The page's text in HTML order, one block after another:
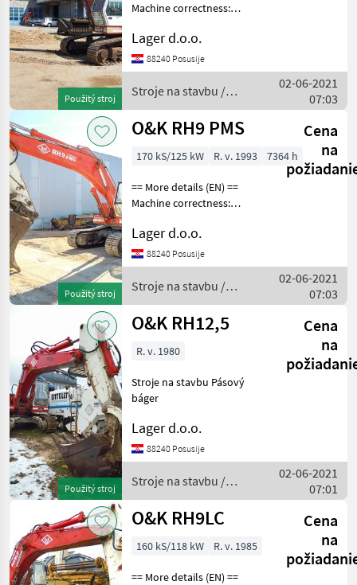
Použitý stroj
Machine correctness:
600 mm bucket 650mm
wide working lights Stroje
na stavbu Pásový báger
Lager d.o.o.
88240 Posusije
Stroje na stavbu /
O&K
02-06-2021
07:03
Použitý stroj
O&K RH9 PMS
Cena
na
170 kS/125 kW R. v. 1993 7364 h
== More details (EN) ==
Machine correctness:
600 mm installation for
hydraulic hammer bucket
1.5m3 working lights Stroje
na stavbu
Lager d.o.o.
88240 Posusije
Stroje na stavbu /
O&K
02-06-2021
07:03
Použitý stroj
O&K RH12,5
Cena
na
R. v. 1980
Stroje na stavbu Pásový
báger
Lager d.o.o.
88240 Posusije
Stroje na stavbu /
O&K
02-06-2021
07:01
O&K RH9LC
Cena
na
160 kS/118 kW R. v. 1985
== More details (EN) ==